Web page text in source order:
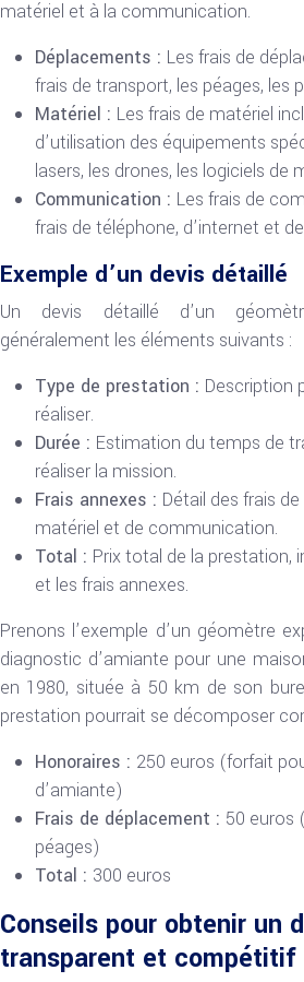
matériel et à la communication.
Déplacements : Les frais de
frais de transport, les péages, les
Matériel : Les frais de matériel
d’utilisation des équipements
lasers, les drones, les logiciels de
Communication : Les frais de
frais de téléphone, d’internet et
Exemple d’un devis détaillé
Un devis détaillé d’un
généralement les éléments suivants :
Type de prestation : Description
réaliser.
Durée : Estimation du temps de
réaliser la mission.
Frais annexes : Détail des frais
matériel et de communication.
Total : Prix total de la prestation,
et les frais annexes.
Prenons l’exemple d’un géomètre
diagnostic d’amiante pour une
en 1980, située à 50 km de son
prestation pourrait se décomposer
Honoraires : 250 euros (forfait
d’amiante)
Frais de déplacement : 50 euros
péages)
Total : 300 euros
Conseils pour obtenir un
transparent et compétitif